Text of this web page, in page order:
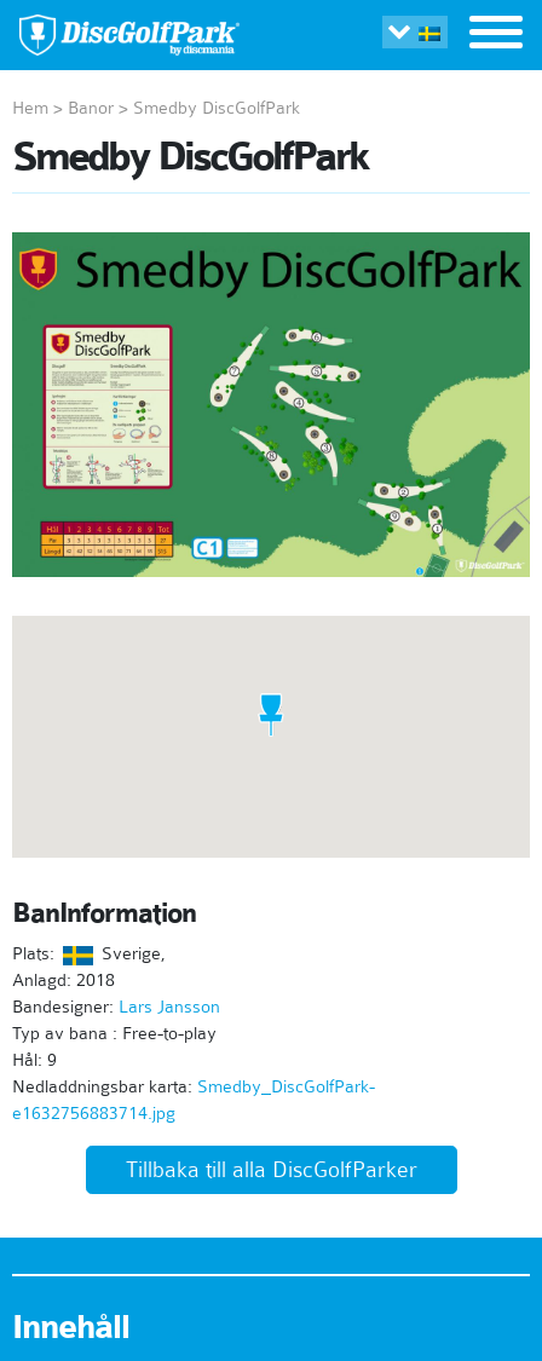
Hem > Banor > Smedby DiscGolfPark
Smedby DiscGolfPark
BanInformation
Plats:
Sverige,
Anlagd: 2018
Bandesigner: Lars Jansson
Typ av bana : Free-to-play
Hål: 9
Nedladdningsbar karta: Smedby_DiscGolfPark-
e1632756883714.jpg
Tillbaka till alla DiscGolfParker
Innehåll